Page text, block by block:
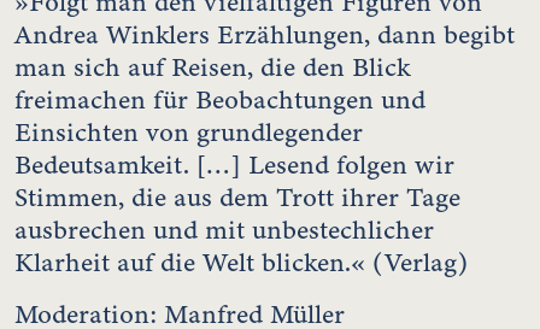
Andrea Winklers Erzählungen, dann begibt
man sich auf Reisen, die den Blick
freimachen für Beobachtungen und
Einsichten von grundlegender
Bedeutsamkeit. […] Lesend folgen wir
Stimmen, die aus dem Trott ihrer Tage
ausbrechen und mit unbestechlicher
Klarheit auf die Welt blicken.« (Verlag)
Moderation: Manfred Müller